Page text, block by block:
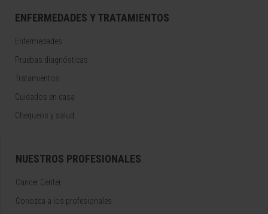
ENFERMEDADES Y TRATAMIENTOS
Enfermedades
Pruebas diagnósticas
Tratamientos
Cuidados en casa
Chequeos y salud
NUESTROS PROFESIONALES
Cancer Center
Conozca a los profesionales